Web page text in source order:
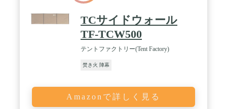
い素材ではありませんので直前での焚火はおやめく
ださい。【ソロサイズで一人にピッタリ】ソロキャ
ンプで快適にご使用いただけるよう、Alpha TCの大
きさにマッチする310cm x 115cm(最大)のサイズ感に
設定いたしました。一般的なローチェアやローテー
ブルを使えば目線を遮る目隠しにもなります / 【頑
して十分な性能を発揮できるようフレーム全体をア
部分はアイテムを引っ掛けられる様になっており、
また標準でランタン ハンガーも付属しています。
【陣幕をお好みの角度に設置可能に。】その日の風
TCサイドウォール
TF-TCW500
テントファクトリー(Tent Factory)
焚き火 陣幕
Amazonで詳しく見る